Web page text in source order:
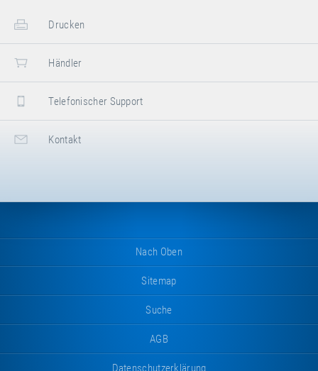
Drucken
Händler
Telefonischer Support
Kontakt
Nach Oben
Sitemap
Suche
AGB
Datenschutzerklärung